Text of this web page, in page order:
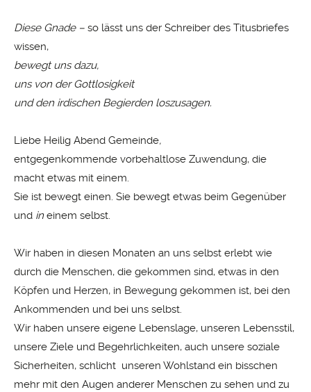
Diese Gnade – so lässt uns der Schreiber des Titusbriefes
wissen,
bewegt uns dazu,
uns von der Gottlosigkeit
und den irdischen Begierden loszusagen.
Liebe Heilig Abend Gemeinde,
entgegenkommende vorbehaltlose Zuwendung, die
macht etwas mit einem.
Sie ist bewegt einen. Sie bewegt etwas beim Gegenüber
und ineinem selbst.
Wir haben in diesen Monaten an uns selbst erlebt wie
durch die Menschen, die gekommen sind, etwas in den
Köpfen und Herzen, in Bewegung gekommen ist, bei den
Ankommenden und bei uns selbst.
Wir haben unsere eigene Lebenslage, unseren Lebensstil,
unsere Ziele und Begehrlichkeiten, auch unsere soziale
Sicherheiten, schlicht unseren Wohlstand ein bisschen
mehr mit den Augen anderer Menschen zu sehen und zu